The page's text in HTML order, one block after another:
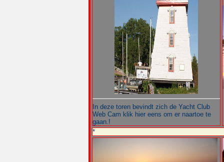
In deze toren bevindt zich de Yacht Club
Web Cam klik hier eens om er naartoe te
gaan.!
*